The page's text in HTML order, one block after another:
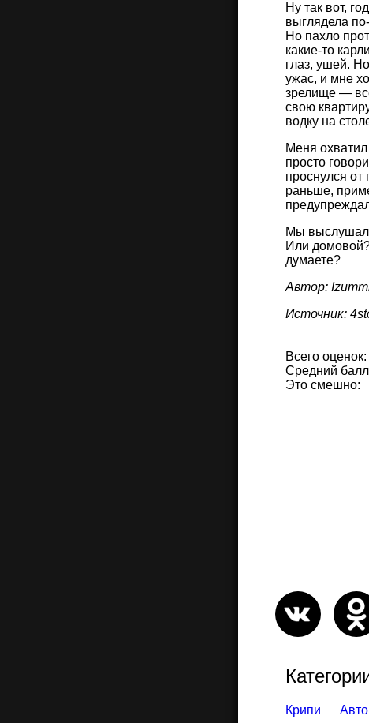
Ну так вот,
выглядела
Но пахло
какие-то
глаз, ушей.
ужас, и мне
зрелище —
свою
водку на
Меня
просто
проснулся
раньше,
Мы
Или
думаете?
Автор:
Источник:
Всего оценок:
Средний
Это смешно:
Крипи